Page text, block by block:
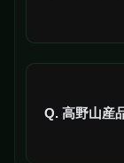
Q. 高野山産